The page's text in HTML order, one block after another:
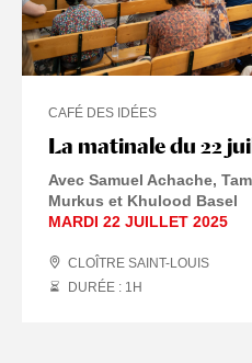
La matinale du 22
CAFÉ DES IDÉES
Avec Samuel Achache,
Murkus et Khulood Basel
MARDI 22 JUILLET 2025
CLOÎTRE SAINT-LOUIS
DURÉE : 1 H